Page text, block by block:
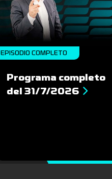
EPISODIO COMPLETO
Programa completo
del 31/7/2026